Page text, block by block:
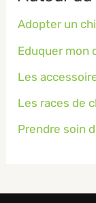
Adopter un
Eduquer mon
Les
Les races de
Prendre soin